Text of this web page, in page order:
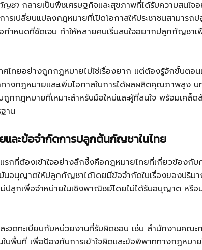
ญชากลายเป็นพืชเศรษฐกิจและสุขภาพที่ได้รับความสนใจ
ารเปลี่ยนแปลงกฎหมายที่เปิดโอกาสให้ประชาชนสามารถ
ำหนดที่ชัดเจน ทำให้หลายคนเริ่มสนใจอยากปลูกกัญชาเ
ศไทยอย่างถูกกฎหมายไม่ใช่เรื่องยาก แต่ต้องรู้จักขั้นตอ
งกฎหมายและเพิ่มโอกาสในการได้ผลผลิตคุณภาพสูง บ
กกฎหมายที่เหมาะสำหรับมือใหม่และผู้ที่สนใจ พร้อมเคล็ด
าน
และข้อจำกัดการปลูกต้นกัญชาในไทย
กที่ต้องเข้าใจอย่างลึกซึ้งคือกฎหมายไทยที่เกี่ยวข้องกับ
อนุญาตให้ปลูกกัญชาได้โดยมีข้อจำกัดในเรื่องของปริ
ปลูกเพื่อจำหน่ายในเชิงพาณิชย์โดยไม่ได้รับอนุญาต หรือป
จดทะเบียนกับหน่วยงานที่รับผิดชอบ เช่น สำนักงานคณะ
นพื้นที่ เพื่อป้องกันการเข้าใจผิดและข้อพิพาททางกฎหมา